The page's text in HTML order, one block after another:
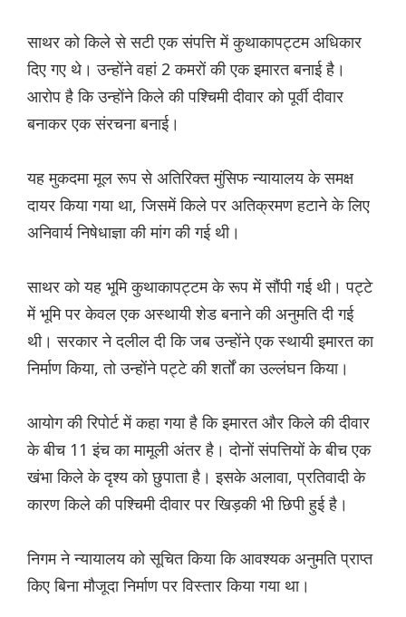
साथर को किले से सटी एक संपत्ति में कुथाकापट्टम अधिकार
दिए गए थे। उन्होंने वहां 2 कमरों की एक इमारत बनाई है।
आरोप है कि उन्होंने किले की पश्चिमी दीवार को पूर्वी दीवार
बनाकर एक संरचना बनाई।
यह मुकदमा मूल रूप से अतिरिक्त मुंसिफ न्यायालय के समक्ष
दायर किया गया था, जिसमें किले पर अतिक्रमण हटाने के लिए
अनिवार्य निषेधाज्ञा की मांग की गई थी।
साथर को यह भूमि कुथाकापट्टम के रूप में सौंपी गई थी। पट्टे
में भूमि पर केवल एक अस्थायी शेड बनाने की अनुमति दी गई
थी। सरकार ने दलील दी कि जब उन्होंने एक स्थायी इमारत का
निर्माण किया, तो उन्होंने पट्टे की शर्तों का उल्लंघन किया।
आयोग की रिपोर्ट में कहा गया है कि इमारत और किले की दीवार
के बीच 11 इंच का मामूली अंतर है। दोनों संपत्तियों के बीच एक
खंभा किले के दृश्य को छुपाता है। इसके अलावा, प्रतिवादी के
कारण किले की पश्चिमी दीवार पर खिड़की भी छिपी हुई है।
निगम ने न्यायालय को सूचित किया कि आवश्यक अनुमति प्राप्त
किए बिना मौजूदा निर्माण पर विस्तार किया गया था।